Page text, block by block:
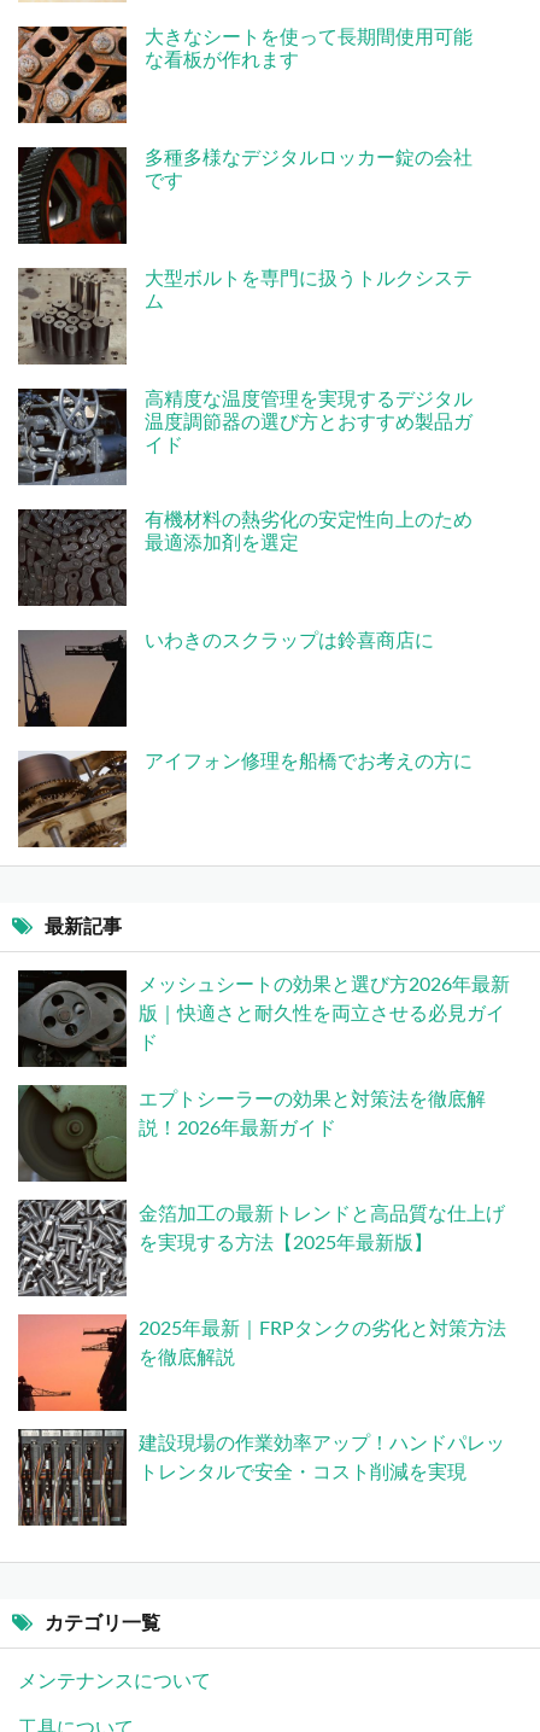
大きなシートを使って長期間使用可能
な看板が作れます
多種多様なデジタルロッカー錠の会社
です
大型ボルトを専門に扱うトルクシステ
ム
高精度な温度管理を実現するデジタル
温度調節器の選び方とおすすめ製品ガ
イド
有機材料の熱劣化の安定性向上のため
最適添加剤を選定
いわきのスクラップは鈴喜商店に
アイフォン修理を船橋でお考えの方に
最新記事
メッシュシートの効果と選び方2026年最新
版｜快適さと耐久性を両立させる必見ガイ
ド
エプトシーラーの効果と対策法を徹底解
説！2026年最新ガイド
金箔加工の最新トレンドと高品質な仕上げ
を実現する方法【2025年最新版】
2025年最新｜FRPタンクの劣化と対策方法
を徹底解説
建設現場の作業効率アップ！ハンドパレッ
トレンタルで安全・コスト削減を実現
カテゴリ一覧
メンテナンスについて